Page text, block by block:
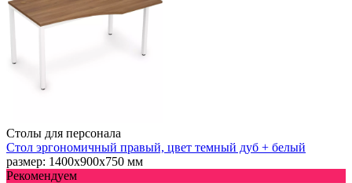
Столы для персонала
Стол эргономичный правый, цвет темный дуб + белый
размер: 1400х900х750 мм
Рекомендуем